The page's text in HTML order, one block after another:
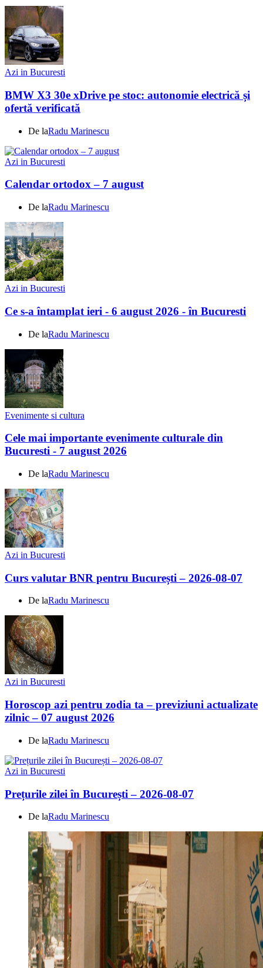
Azi in Bucuresti
BMW X3 30e xDrive pe stoc: autonomie electrică și
ofertă verificată
De laRadu Marinescu
Azi in Bucuresti
Calendar ortodox – 7 august
De laRadu Marinescu
Azi in Bucuresti
Ce s-a întamplat ieri - 6 august 2026 - în Bucuresti
De laRadu Marinescu
Evenimente si cultura
Cele mai importante evenimente culturale din
Bucuresti - 7 august 2026
De laRadu Marinescu
Azi in Bucuresti
Curs valutar BNR pentru București – 2026-08-07
De laRadu Marinescu
Azi in Bucuresti
Horoscop azi pentru zodia ta – previziuni actualizate
zilnic – 07 august 2026
De laRadu Marinescu
Azi in Bucuresti
Prețurile zilei în București – 2026-08-07
De laRadu Marinescu